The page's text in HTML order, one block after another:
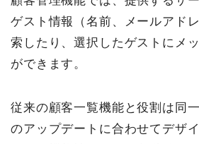
ゲスト情報（名前、メールアド
索したり、選択したゲストにメ
ができます。
従来の顧客一覧機能と役割は同
のアップデートに合わせてデザ